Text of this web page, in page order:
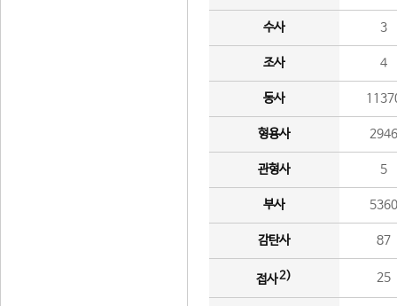
수사 3
조사 4
동사
형용사 2946
관형사 5
부사 5360
감탄사 87
접사2) 25